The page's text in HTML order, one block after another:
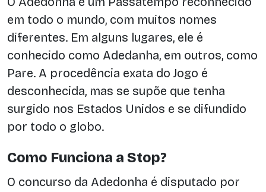
em todo o mundo, com muitos nomes
diferentes. Em alguns lugares, ele é
conhecido como Adedanha, em outros, como
Pare. A procedência exata do Jogo é
desconhecida, mas se supõe que tenha
surgido nos Estados Unidos e se difundido
por todo o globo.
Como Funciona a Stop?
O concurso da Adedonha é disputado por